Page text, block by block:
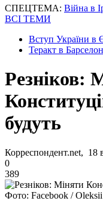
СПЕЦТЕМА: Війна в
ВСІ ТЕМИ
Вступ України в
Теракт в
Резніков:
будуть
Корреспондент.net, 18
0
389
Фото: Facebook /